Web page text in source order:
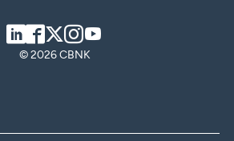
LinkedIn
Facebook
TwitterInstagram
© 2026 CBNK